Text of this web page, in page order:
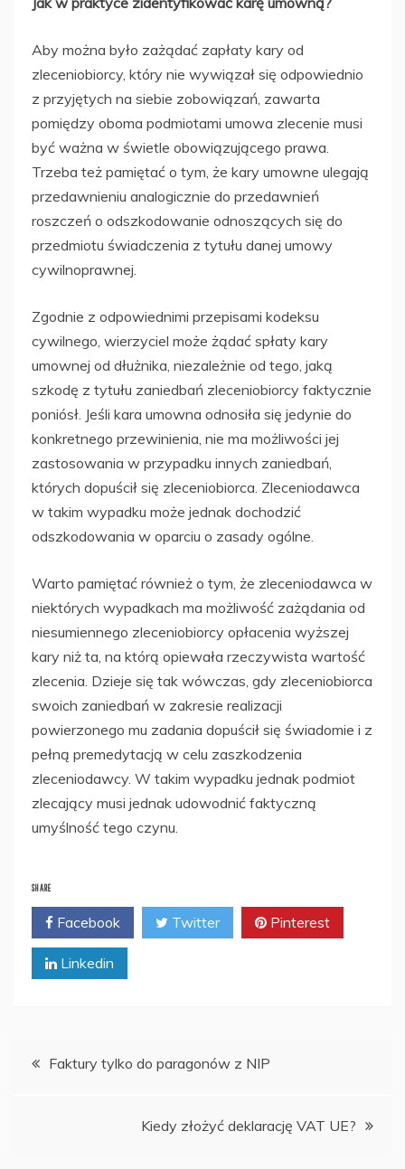
Aby można było zażądać zapłaty kary od
zleceniobiorcy, który nie wywiązał się odpowiednio
z przyjętych na siebie zobowiązań, zawarta
pomiędzy oboma podmiotami umowa zlecenie musi
być ważna w świetle obowiązującego prawa.
Trzeba też pamiętać o tym, że kary umowne ulegają
przedawnieniu analogicznie do przedawnień
roszczeń o odszkodowanie odnoszących się do
przedmiotu świadczenia z tytułu danej umowy
cywilnoprawnej.
Zgodnie z odpowiednimi przepisami kodeksu
cywilnego, wierzyciel może żądać spłaty kary
umownej od dłużnika, niezależnie od tego, jaką
szkodę z tytułu zaniedbań zleceniobiorcy faktycznie
poniósł. Jeśli kara umowna odnosiła się jedynie do
konkretnego przewinienia, nie ma możliwości jej
zastosowania w przypadku innych zaniedbań,
których dopuścił się zleceniobiorca. Zleceniodawca
w takim wypadku może jednak dochodzić
odszkodowania w oparciu o zasady ogólne.
Warto pamiętać również o tym, że zleceniodawca w
niektórych wypadkach ma możliwość zażądania od
niesumiennego zleceniobiorcy opłacenia wyższej
kary niż ta, na którą opiewała rzeczywista wartość
zlecenia. Dzieje się tak wówczas, gdy zleceniobiorca
swoich zaniedbań w zakresie realizacji
powierzonego mu zadania dopuścił się świadomie i z
pełną premedytacją w celu zaszkodzenia
zleceniodawcy. W takim wypadku jednak podmiot
zlecający musi jednak udowodnić faktyczną
umyślność tego czynu.
SHARE
Facebook Twitter Pinterest
Linkedin
Nawigacja
Faktury tylko do paragonów z NIP
Kiedy złożyć deklarację VAT UE?